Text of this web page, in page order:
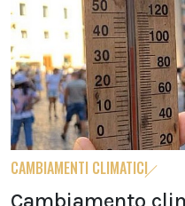
CAMBIAMENTI CLIMATICI
Cambiamento